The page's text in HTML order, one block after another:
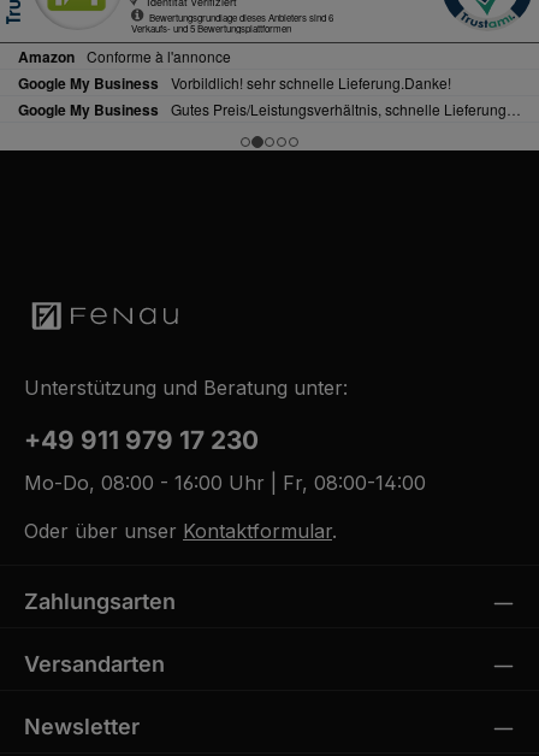
Unterstützung und Beratung unter:
+49 911 979 17 230
Mo-Do, 08:00 - 16:00 Uhr | Fr, 08:00-14:00
Oder über unser Kontaktformular.
Zahlungsarten
Versandarten
Newsletter